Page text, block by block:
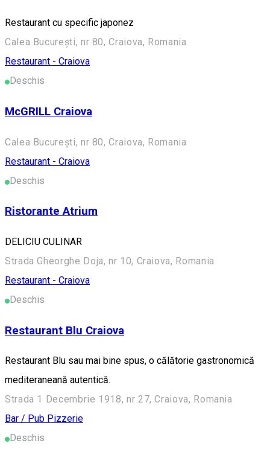
Restaurant cu specific japonez
Calea București, nr 80, Craiova, Romania
Restaurant - Craiova
Deschis
McGRILL Craiova
Calea București, nr 80, Craiova, Romania
Restaurant - Craiova
Deschis
Ristorante Atrium
DELICIU CULINAR
Strada Gheorghe Doja, nr 10, Craiova, Romania
Restaurant - Craiova
Deschis
Restaurant Blu Craiova
Restaurant Blu sau mai bine spus, o călătorie gastronomică
mediteraneană autentică.
Strada 1 Decembrie 1918, nr 27, Craiova, Romania
Bar / Pub Pizzerie
Deschis